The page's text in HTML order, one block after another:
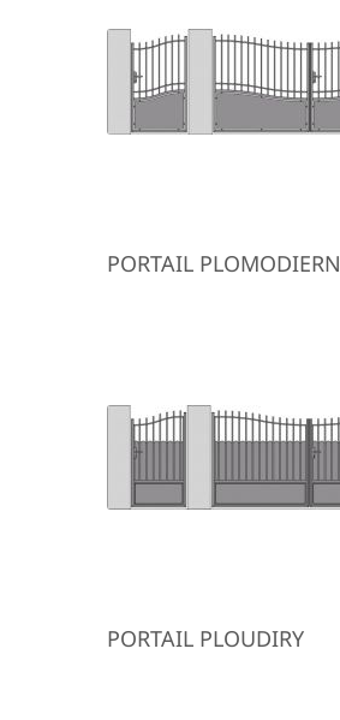
PORTAIL PLOMODIERN
PORTAIL PLOUDIRY